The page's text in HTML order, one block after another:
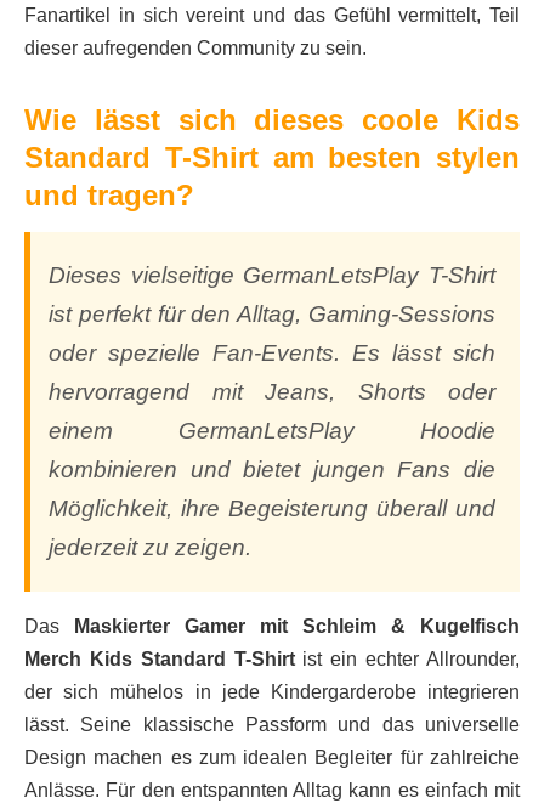
Fanartikel in sich vereint und das Gefühl vermittelt, Teil
dieser aufregenden Community zu sein.
Wie lässt sich dieses coole Kids
Standard T-Shirt am besten stylen
und tragen?
Dieses vielseitige GermanLetsPlay T-Shirt
ist perfekt für den Alltag, Gaming-Sessions
oder spezielle Fan-Events. Es lässt sich
hervorragend mit Jeans, Shorts oder
einem GermanLetsPlay Hoodie
kombinieren und bietet jungen Fans die
Möglichkeit, ihre Begeisterung überall und
jederzeit zu zeigen.
Das
Maskierter Gamer mit Schleim & Kugelfisch
Merch Kids Standard T-Shirtist ein echter Allrounder,
der sich mühelos in jede Kindergarderobe integrieren
lässt. Seine klassische Passform und das universelle
Design machen es zum idealen Begleiter für zahlreiche
Anlässe. Für den entspannten Alltag kann es einfach mit